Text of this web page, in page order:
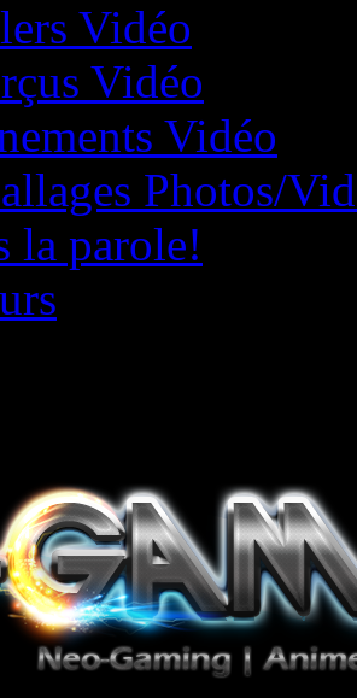
Vidéo
Vidéo
Vidéo
Photos/
la parole!